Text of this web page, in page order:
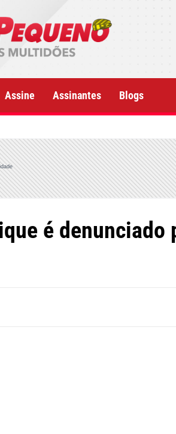
Assine Assinantes Blogs
é denunciado